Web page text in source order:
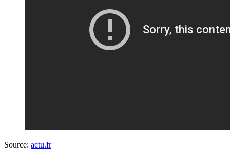
Source: actu.fr